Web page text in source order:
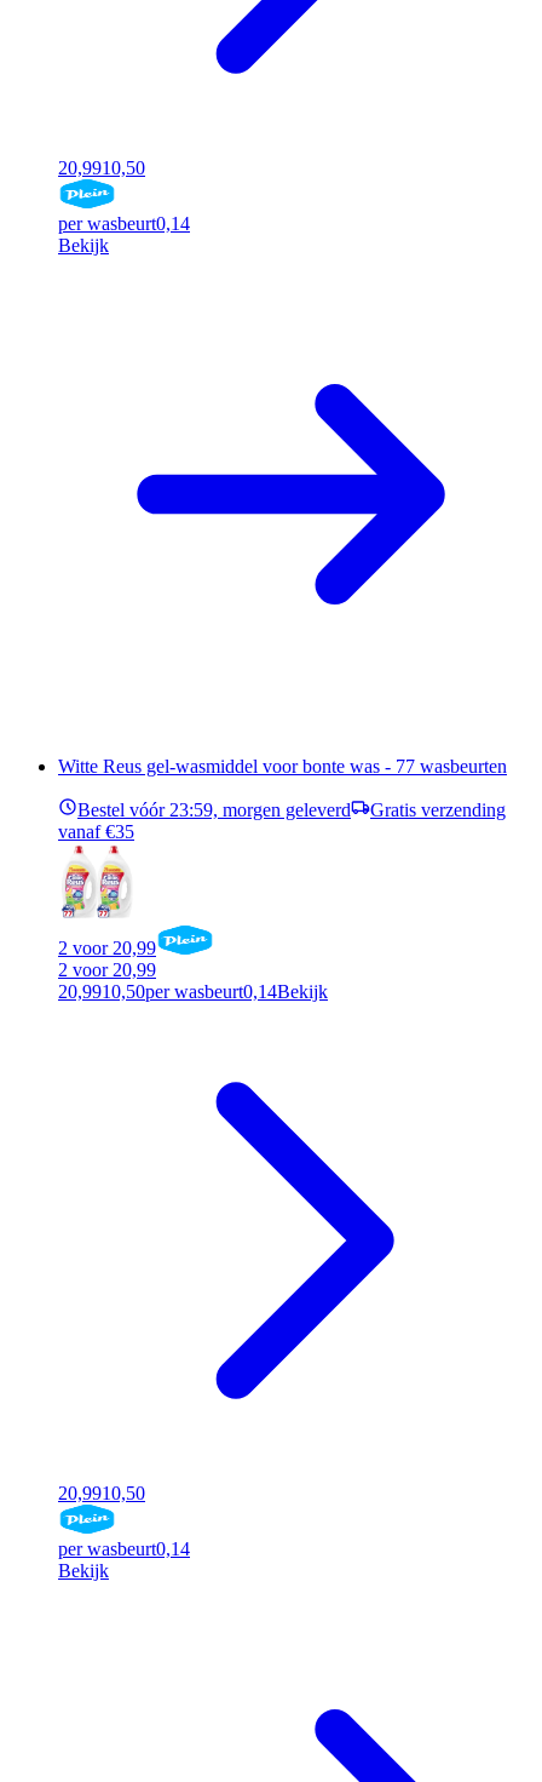
20,9910,50
per wasbeurt0,14
Bekijk
Witte Reus gel-wasmiddel voor bonte was - 77 wasbeurten
Bestel vóór 23:59, morgen geleverd
Gratis verzending
vanaf €35
2 voor 20,99
2 voor 20,99
20,9910,50per wasbeurt0,14Bekijk
20,9910,50
per wasbeurt0,14
Bekijk